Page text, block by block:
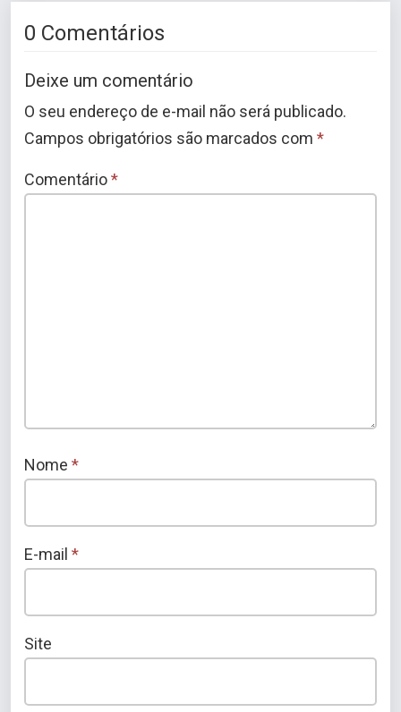
0 Comentários
Deixe um comentário
O seu endereço de e-mail não será publicado.
Campos obrigatórios são marcados com *
Comentário*
Nome *
E-mail *
Site